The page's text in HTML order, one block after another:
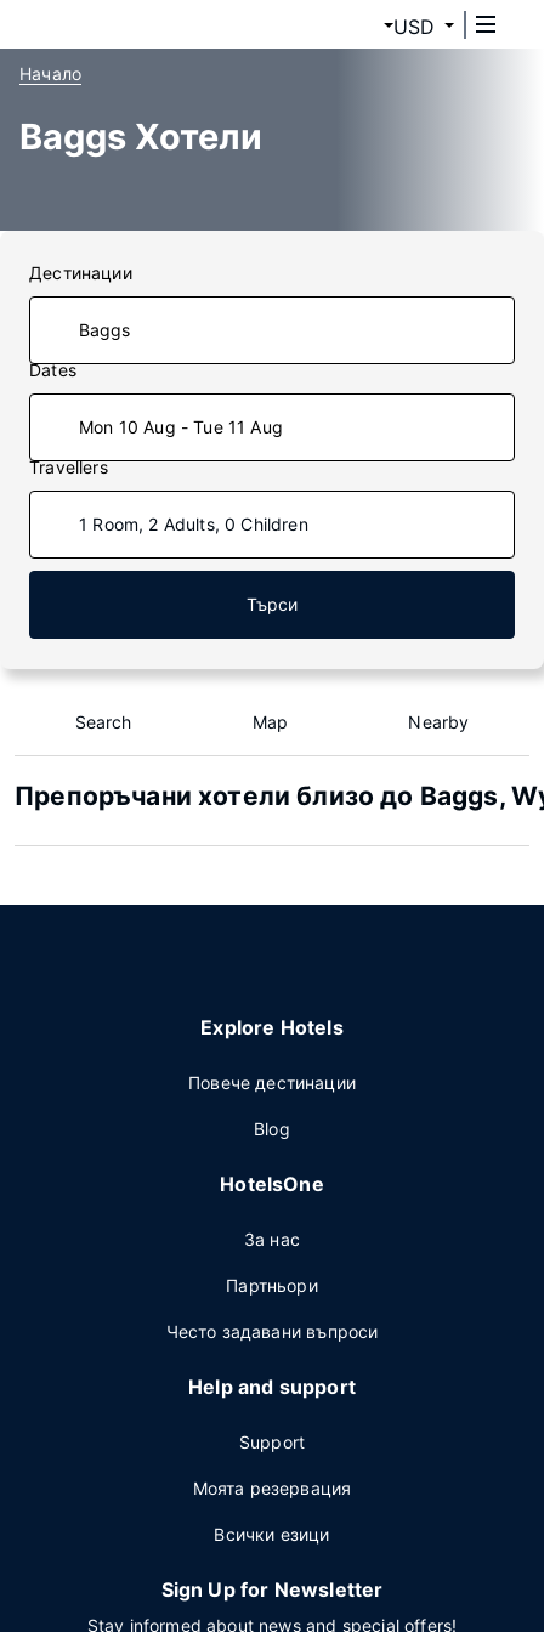
USD
Начало
Baggs Хотели
Дестинации
Dates
Mon 10 Aug - Tue 11 Aug
Travellers
1 Room, 2 Adults, 0 Children
Търси
Search Map Nearby
Препоръчани хотели близо до Baggs,
Explore Hotels
Повече дестинации
Blog
HotelsOne
За нас
Партньори
Често задавани въпроси
Help and support
Support
Моята резервация
Всички езици
Sign Up for Newsletter
Stay informed about news and special offers!